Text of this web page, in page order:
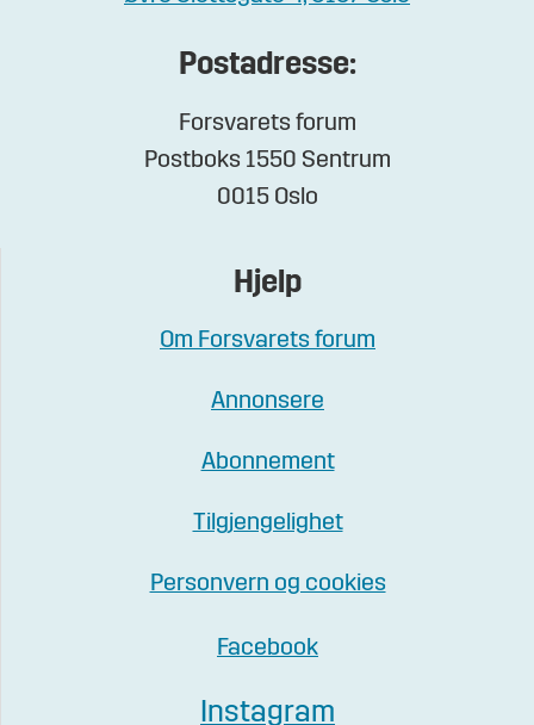
Postadresse:
Forsvarets forum
Postboks 1550 Sentrum
0015 Oslo
Hjelp
Om Forsvarets forum
Annonsere
Abonnement
Tilgjengelighet
Personvern og cookies
Facebook
Instagram